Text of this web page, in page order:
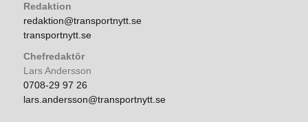
Redaktion
redaktion@transportnytt.se
transportnytt.se
Chefredaktör
Lars Andersson
0708-29 97 26
lars.andersson@transportnytt.se